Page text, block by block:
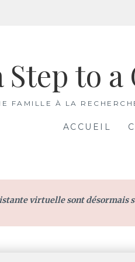
Step to
FAMILLE À LA
ACCUEIL
virtuelle sont désormais